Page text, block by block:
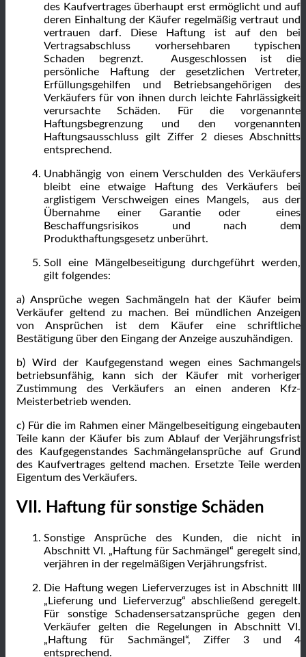
des Kaufvertrages überhaupt erst ermöglicht und auf
deren Einhaltung der Käufer regelmäßig vertraut und
vertrauen darf. Diese Haftung ist auf den bei
Vertragsabschluss vorhersehbaren typischen
Schaden begrenzt. Ausgeschlossen ist die
persönliche Haftung der gesetzlichen Vertreter,
Erfüllungsgehilfen und Betriebsangehörigen des
Verkäufers für von ihnen durch leichte Fahrlässigkeit
verursachte Schäden. Für die vorgenannte
Haftungsbegrenzung und den vorgenannten
Haftungsausschluss gilt Ziffer 2 dieses Abschnitts
entsprechend.
Unabhängig von einem Verschulden des Verkäufers
bleibt eine etwaige Haftung des Verkäufers bei
arglistigem Verschweigen eines Mangels, aus der
Übernahme einer Garantie oder eines
Beschaffungsrisikos und nach dem
Produkthaftungsgesetz unberührt.
Soll eine Mängelbeseitigung durchgeführt werden,
gilt folgendes:
a) Ansprüche wegen Sachmängeln hat der Käufer beim
Verkäufer geltend zu machen. Bei mündlichen Anzeigen
von Ansprüchen ist dem Käufer eine schriftliche
Bestätigung über den Eingang der Anzeige auszuhändigen.
b) Wird der Kaufgegenstand wegen eines Sachmangels
betriebsunfähig, kann sich der Käufer mit vorheriger
Zustimmung des Verkäufers an einen anderen Kfz-
Meisterbetrieb wenden.
c) Für die im Rahmen einer Mängelbeseitigung eingebauten
Teile kann der Käufer bis zum Ablauf der Verjährungsfrist
des Kaufgegenstandes Sachmängelansprüche auf Grund
des Kaufvertrages geltend machen. Ersetzte Teile werden
Eigentum des Verkäufers.
VII. Haftung für sonstige Schäden
Sonstige Ansprüche des Kunden, die nicht in
Abschnitt VI. „Haftung für Sachmängel“ geregelt sind,
verjähren in der regelmäßigen Verjährungsfrist.
Die Haftung wegen Lieferverzuges ist in Abschnitt III
„Lieferung und Lieferverzug“ abschließend geregelt.
Für sonstige Schadensersatzansprüche gegen den
Verkäufer gelten die Regelungen in Abschnitt VI.
„Haftung für Sachmängel“, Ziffer 3 und 4
entsprechend.